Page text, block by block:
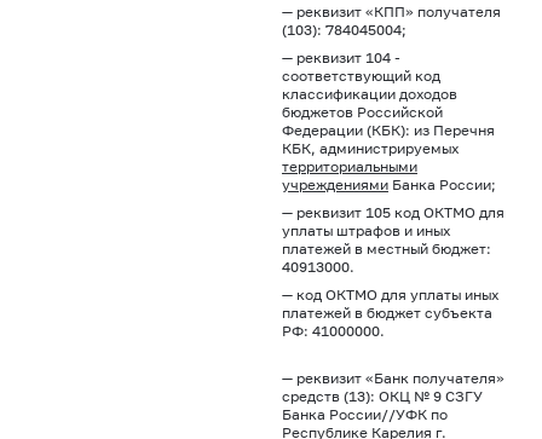
— реквизит «КПП» получателя
(103): 784045004;
— реквизит 104 -
соответствующий код
классификации доходов
бюджетов Российской
Федерации (КБК): из Перечня
КБК, администрируемых
территориальными
учреждениями Банка России;
— реквизит 105 код ОКТМО для
уплаты штрафов и иных
платежей в местный бюджет:
40913000.
— код ОКТМО для уплаты иных
платежей в бюджет субъекта
РФ: 41000000.
— реквизит «Банк получателя»
средств (13): ОКЦ № 9 СЗГУ
Банка России//УФК по
Республике Карелия г.